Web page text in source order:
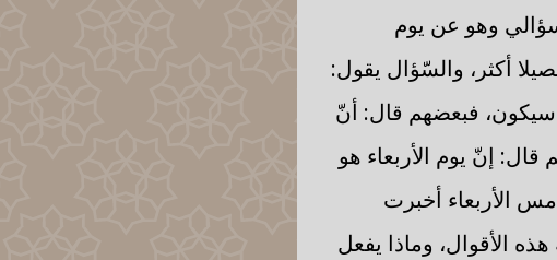
وهو عن يوم
أكثر، والسّؤال يقول:
سيكون، فبعضهم قال: أنّ
إنّ يوم الأربعاء هو
الأربعاء أخبرت
الأقوال، وماذا يفعل